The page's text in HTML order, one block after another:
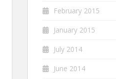
February 2015
January 2015
July 2014
June 2014